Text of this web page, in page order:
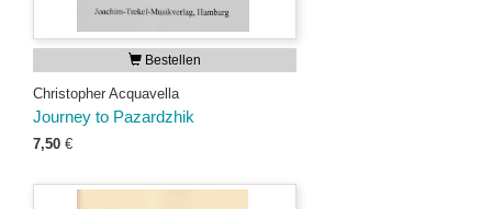
Bestellen
Christopher Acquavella
Journey to Pazardzhik
7,50 €